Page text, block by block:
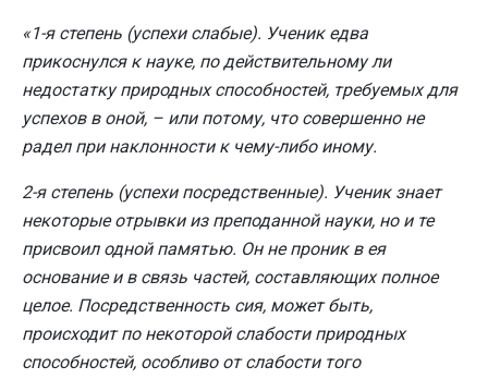
«1-я степень (успехи слабые). Ученик едва
прикоснулся к науке, по действительному ли
недостатку природных способностей, требуемых для
успехов в оной, – или потому, что совершенно не
радел при наклонности к чему-либо иному.
2-я степень (успехи посредственные). Ученик знает
некоторые отрывки из преподанной науки, но и те
присвоил одной памятью. Он не проник в ея
основание и в связь частей, составляющих полное
целое. Посредственность сия, может быть,
происходит по некоторой слабости природных
способностей, особливо от слабости того